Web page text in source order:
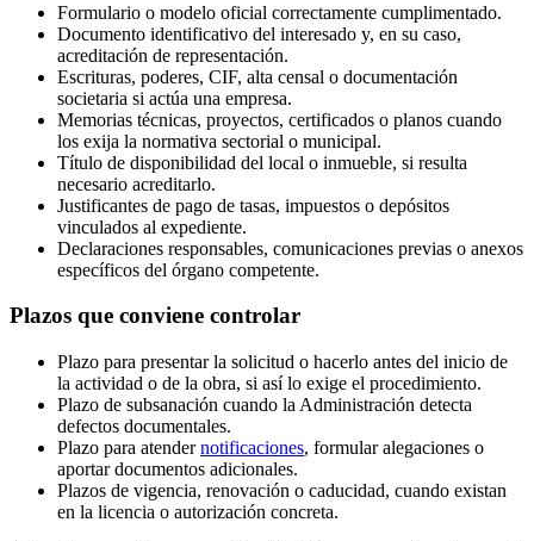
Formulario o modelo oficial correctamente cumplimentado.
Documento identificativo del interesado y, en su caso,
acreditación de representación.
Escrituras, poderes, CIF, alta censal o documentación
societaria si actúa una empresa.
Memorias técnicas, proyectos, certificados o planos cuando
los exija la normativa sectorial o municipal.
Título de disponibilidad del local o inmueble, si resulta
necesario acreditarlo.
Justificantes de pago de tasas, impuestos o depósitos
vinculados al expediente.
Declaraciones responsables, comunicaciones previas o anexos
específicos del órgano competente.
Plazos que conviene controlar
Plazo para presentar la solicitud o hacerlo antes del inicio de
la actividad o de la obra, si así lo exige el procedimiento.
Plazo de subsanación cuando la Administración detecta
defectos documentales.
Plazo para atendernotificaciones, formular alegaciones o
aportar documentos adicionales.
Plazos de vigencia, renovación o caducidad, cuando existan
en la licencia o autorización concreta.